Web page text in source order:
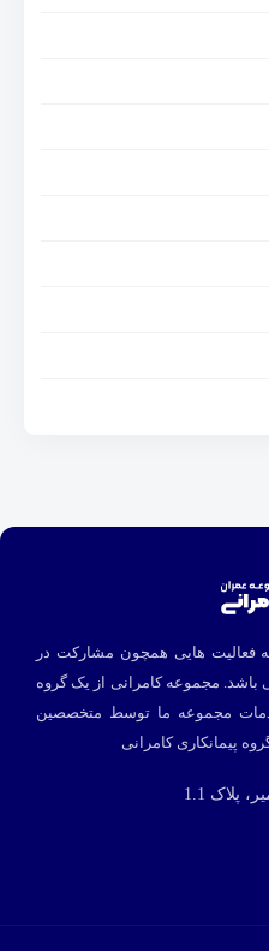
فعالیت هایی همچون مشارکت در
مجموعه کامرانی از یک گروه
مجموعه ما توسط متخصصین
پیمانکاری کامرانی
پلاک 1.1